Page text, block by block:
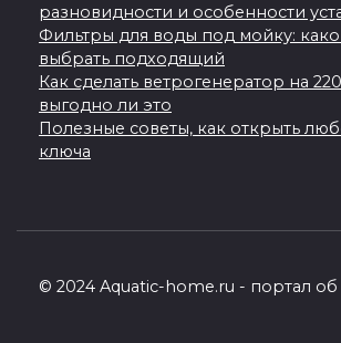
разновидности и особенности
Фильтры для воды под мойку:
выбрать подходящий
Как сделать ветрогенератор на
выгодно ли это
Полезные советы, как открыть
ключа
© 2024 Aquatic-home.ru - портал